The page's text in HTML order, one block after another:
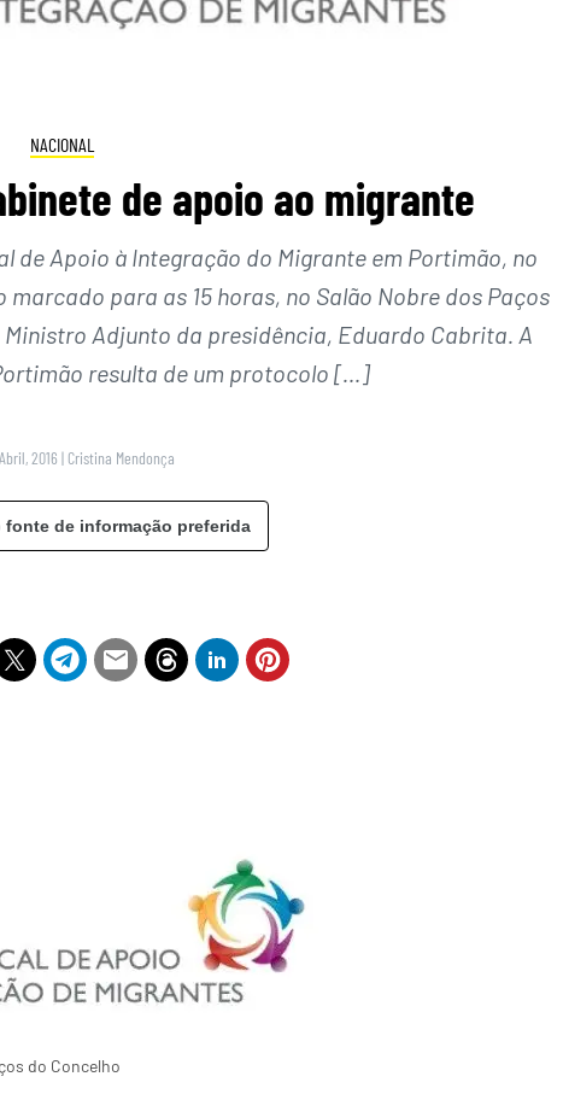
NACIONAL
de apoio ao migrante
de Apoio à Integração do Migrante em Portimão, no
para as 15 horas, no Salão Nobre dos Paços
Adjunto da presidência, Eduardo Cabrita. A
resulta de um protocolo […]
2016 | Cristina Mendonça
fonte de informação preferida
do Concelho